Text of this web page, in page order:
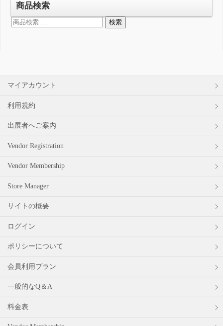
商品検索
検
検索
マイアカウント
利用規約
出展者へご案内
Vendor Registration
Vendor Membership
Store Manager
サイトの概要
ログイン
ポリシーについて
会員利用プラン
一般的なQ＆A
料金表